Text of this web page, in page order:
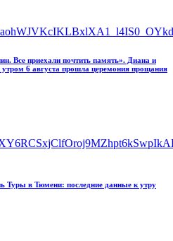
Все приехали почтить память». Диана и
6 августа прошла церемония прощания
Туры в Тюмени: последние данные к утру